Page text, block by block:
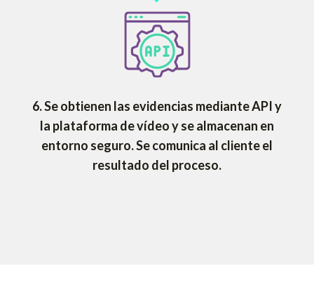
6.Se obtienen las evidencias mediante API y
la plataforma de vídeo y se almacenan en
entorno seguro. Se comunica al cliente el
resultado del proceso.